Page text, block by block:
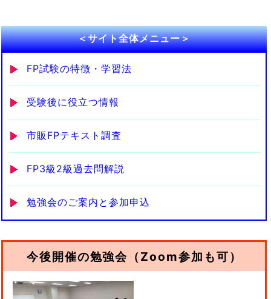
＜サイト全体メニュー＞
FP試験の特徴・学習法
受験後に役立つ情報
市販FPテキスト調査
FP3級2級過去問解説
勉強会のご案内と参加申込
今後開催の勉強会（Zoom参加も可）